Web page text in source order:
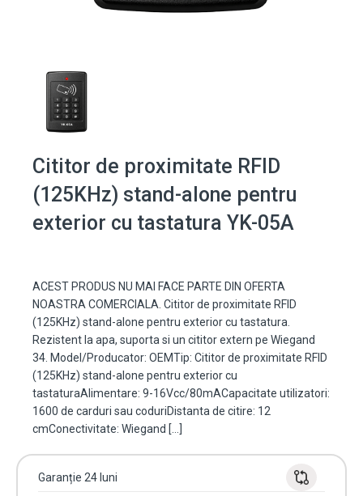
Cititor de proximitate RFID
(125KHz) stand-alone pentru
exterior cu tastatura YK-05A
ACEST PRODUS NU MAI FACE PARTE DIN OFERTA
NOASTRA COMERCIALA. Cititor de proximitate RFID
(125KHz) stand-alone pentru exterior cu tastatura.
Rezistent la apa, suporta si un cititor extern pe Wiegand
34. Model/Producator: OEMTip: Cititor de proximitate RFID
(125KHz) stand-alone pentru exterior cu
tastaturaAlimentare: 9-16Vcc/80mACapacitate utilizatori:
1600 de carduri sau coduriDistanta de citire: 12
cmConectivitate: Wiegand […]
Garanție 24 luni